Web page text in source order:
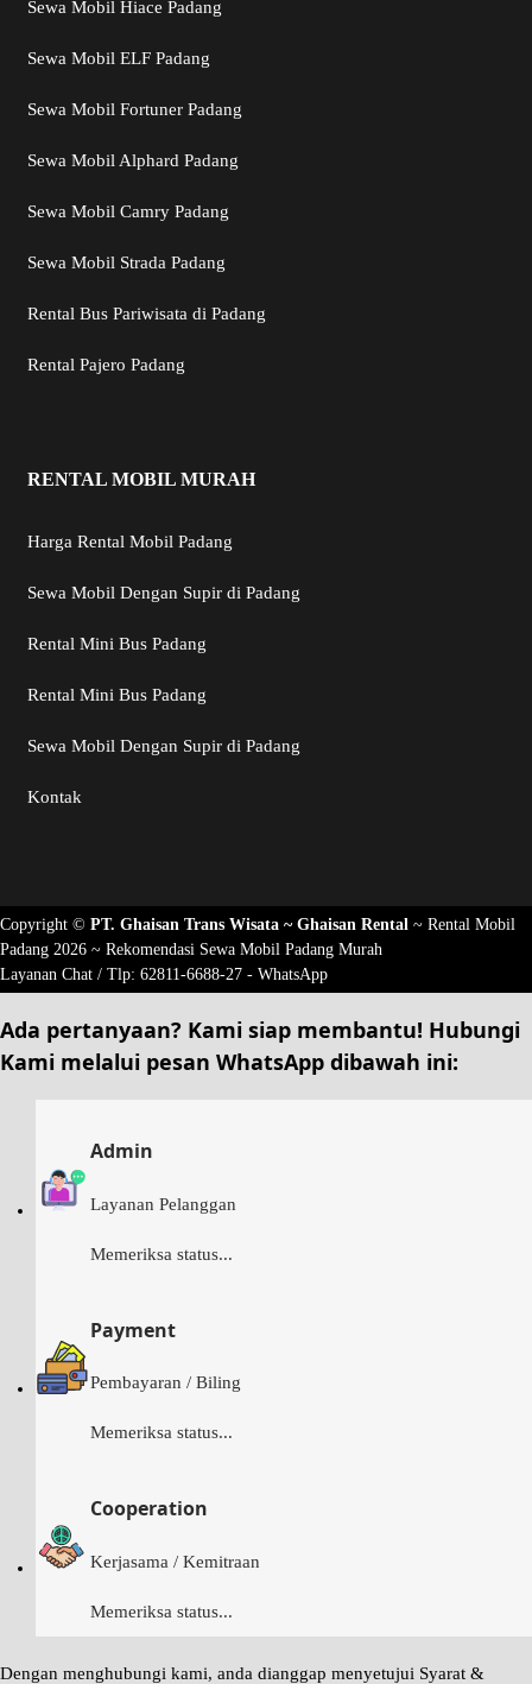
Sewa Mobil Hiace Padang
Sewa Mobil ELF Padang
Sewa Mobil Fortuner Padang
Sewa Mobil Alphard Padang
Sewa Mobil Camry Padang
Sewa Mobil Strada Padang
Rental Bus Pariwisata di Padang
Rental Pajero Padang
RENTAL MOBIL MURAH
Harga Rental Mobil Padang
Sewa Mobil Dengan Supir di Padang
Rental Mini Bus Padang
Rental Mini Bus Padang
Sewa Mobil Dengan Supir di Padang
Kontak
Copyright © PT. Ghaisan Trans Wisata ~ Ghaisan Rental ~ Rental Mobil
Padang 2026 ~ Rekomendasi Sewa Mobil Padang Murah
Layanan Chat / Tlp: 62811-6688-27 - WhatsApp
Ada pertanyaan? Kami siap membantu! Hubungi
Kami melalui pesan WhatsApp dibawah ini:
Admin
Layanan Pelanggan
Memeriksa status...
Payment
Pembayaran / Biling
Memeriksa status...
Cooperation
Kerjasama / Kemitraan
Memeriksa status...
Dengan menghubungi kami, anda dianggap menyetujui Syarat &